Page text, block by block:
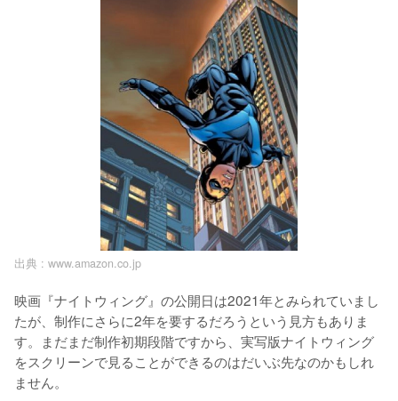
出典 : www.amazon.co.jp
映画『ナイトウィング』の公開日は2021年とみられていまし
たが、制作にさらに2年を要するだろうという見方もありま
す。まだまだ制作初期段階ですから、実写版ナイトウィング
をスクリーンで見ることができるのはだいぶ先なのかもしれ
ません。